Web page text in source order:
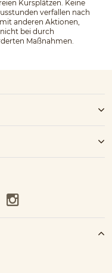
Kursplätzen. Keine
verfallen nach
anderen Aktionen,
bei durch
Maßnahmen.
Instagram